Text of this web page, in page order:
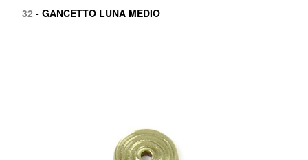
32 - GANCETTO LUNA MEDIO